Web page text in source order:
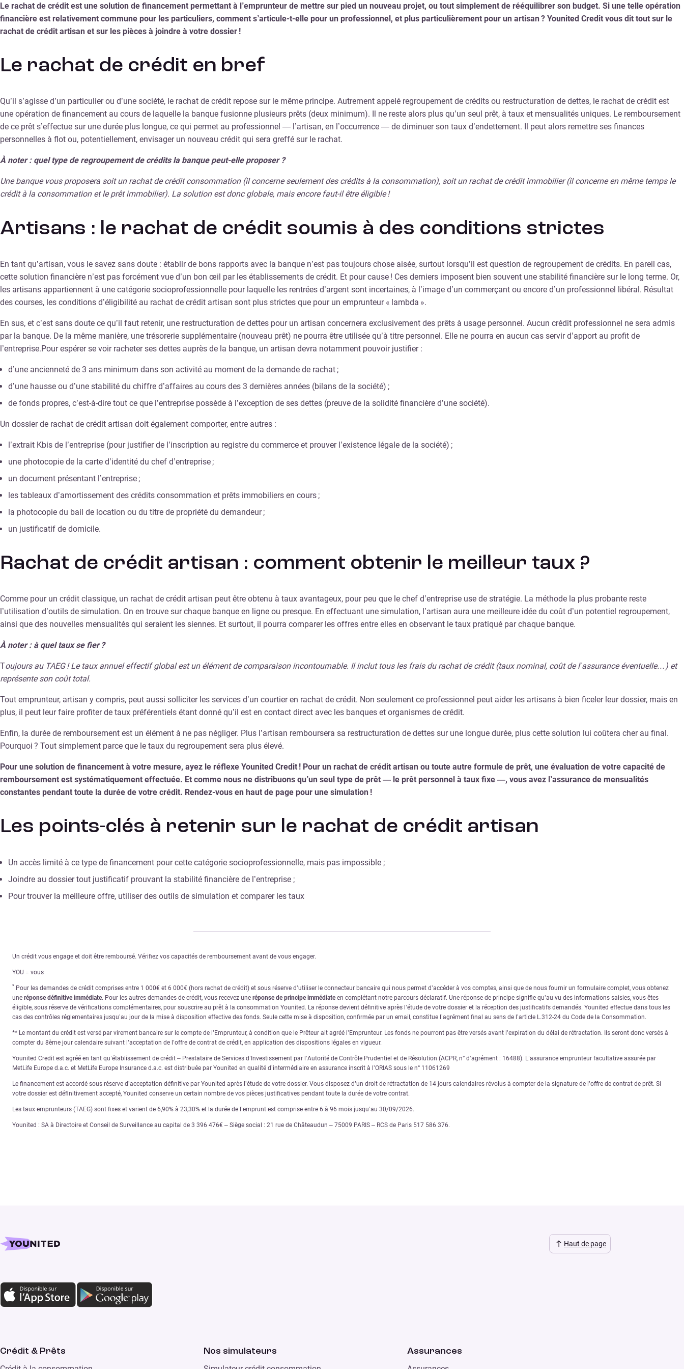
Le rachat de crédit est une solution de financement permettant à l’emprunteur de mettre sur pied un nouveau projet, ou tout simplement de rééquilibrer son budget. Si une telle opération
financière est relativement commune pour les particuliers, comment s’articule-t-elle pour un professionnel, et plus particulièrement pour un artisan ? Younited Credit vous dit tout sur le
rachat de crédit artisan et sur les pièces à joindre à votre dossier !
Le rachat de crédit en bref
Qu’il s’agisse d’un particulier ou d’une société, le rachat de crédit repose sur le même principe. Autrement appelé regroupement de crédits ou restructuration de dettes, le rachat de crédit est
une opération de financement au cours de laquelle la banque fusionne plusieurs prêts (deux minimum). Il ne reste alors plus qu’un seul prêt, à taux et mensualités uniques. Le remboursement
de ce prêt s’effectue sur une durée plus longue, ce qui permet au professionnel — l’artisan, en l’occurrence — de diminuer son taux d’endettement. Il peut alors remettre ses finances
personnelles à flot ou, potentiellement, envisager un nouveau crédit qui sera greffé sur le rachat.
À noter : quel type de regroupement de crédits la banque peut-elle proposer ?
Une banque vous proposera soit un rachat de crédit consommation (il concerne seulement des crédits à la consommation), soit un rachat de crédit immobilier (il concerne en même temps le
crédit à la consommation et le prêt immobilier). La solution est donc globale, mais encore faut-il être éligible !
Artisans : le rachat de crédit soumis à des conditions strictes
En tant qu’artisan, vous le savez sans doute : établir de bons rapports avec la banque n’est pas toujours chose aisée, surtout lorsqu’il est question de regroupement de crédits. En pareil cas,
cette solution financière n’est pas forcément vue d’un bon œil par les établissements de crédit. Et pour cause ! Ces derniers imposent bien souvent une stabilité financière sur le long terme. Or,
les artisans appartiennent à une catégorie socioprofessionnelle pour laquelle les rentrées d’argent sont incertaines, à l’image d’un commerçant ou encore d’un professionnel libéral. Résultat
des courses, les conditions d’éligibilité au rachat de crédit artisan sont plus strictes que pour un emprunteur « lambda ».
En sus, et c’est sans doute ce qu’il faut retenir, une restructuration de dettes pour un artisan concernera exclusivement des prêts à usage personnel. Aucun crédit professionnel ne sera admis
par la banque. De la même manière, une trésorerie supplémentaire (nouveau prêt) ne pourra être utilisée qu’à titre personnel. Elle ne pourra en aucun cas servir d’apport au profit de
l’entreprise.Pour espérer se voir racheter ses dettes auprès de la banque, un artisan devra notamment pouvoir justifier :
d’une ancienneté de 3 ans minimum dans son activité au moment de la demande de rachat ;
d’une hausse ou d’une stabilité du chiffre d’affaires au cours des 3 dernières années (bilans de la société) ;
de fonds propres, c’est-à-dire tout ce que l’entreprise possède à l’exception de ses dettes (preuve de la solidité financière d’une société).
Un dossier de rachat de crédit artisan doit également comporter, entre autres :
l’extrait Kbis de l’entreprise (pour justifier de l’inscription au registre du commerce et prouver l’existence légale de la société) ;
une photocopie de la carte d’identité du chef d’entreprise ;
un document présentant l’entreprise ;
les tableaux d’amortissement des crédits consommation et prêts immobiliers en cours ;
la photocopie du bail de location ou du titre de propriété du demandeur ;
un justificatif de domicile.
Rachat de crédit artisan : comment obtenir le meilleur taux ?
Comme pour un crédit classique, un rachat de crédit artisan peut être obtenu à taux avantageux, pour peu que le chef d’entreprise use de stratégie. La méthode la plus probante reste
l’utilisation d’outils de simulation. On en trouve sur chaque banque en ligne ou presque. En effectuant une simulation, l’artisan aura une meilleure idée du coût d’un potentiel regroupement,
ainsi que des nouvelles mensualités qui seraient les siennes. Et surtout, il pourra comparer les offres entre elles en observant le taux pratiqué par chaque banque.
À noter : à quel taux se fier ?
Toujours au TAEG ! Le taux annuel effectif global est un élément de comparaison incontournable. Il inclut tous les frais du rachat de crédit (taux nominal, coût de l’assurance éventuelle…) et
représente son coût total.
Tout emprunteur, artisan y compris, peut aussi solliciter les services d’un courtier en rachat de crédit. Non seulement ce professionnel peut aider les artisans à bien ficeler leur dossier, mais en
plus, il peut leur faire profiter de taux préférentiels étant donné qu’il est en contact direct avec les banques et organismes de crédit.
Enfin, la durée de remboursement est un élément à ne pas négliger. Plus l’artisan remboursera sa restructuration de dettes sur une longue durée, plus cette solution lui coûtera cher au final.
Pourquoi ? Tout simplement parce que le taux du regroupement sera plus élevé.
Pour une solution de financement à votre mesure, ayez le réflexe Younited Credit ! Pour un rachat de crédit artisan ou toute autre formule de prêt, une évaluation de votre capacité de
remboursement est systématiquement effectuée. Et comme nous ne distribuons qu’un seul type de prêt — le prêt personnel à taux fixe —, vous avez l’assurance de mensualités
constantes pendant toute la durée de votre crédit. Rendez-vous en haut de page pour une simulation !
Les points-clés à retenir sur le rachat de crédit artisan
Un accès limité à ce type de financement pour cette catégorie socioprofessionnelle, mais pas impossible ;
Joindre au dossier tout justificatif prouvant la stabilité financière de l’entreprise ;
Pour trouver la meilleure offre, utiliser des outils de simulation et comparer les taux
Un crédit vous engage et doit être remboursé. Vérifiez vos capacités de remboursement avant de vous engager.
YOU = vous
* Pour les demandes de crédit comprises entre 1 000€ et 6 000€ (hors rachat de crédit) et sous réserve d’utiliser le connecteur bancaire qui nous permet d’accéder à vos comptes, ainsi que de nous fournir un formulaire complet, vous obtenez
une réponse définitive immédiate. Pour les autres demandes de crédit, vous recevez une réponse de principe immédiateen complétant notre parcours déclaratif. Une réponse de principe signifie qu’au vu des informations saisies, vous êtes
éligible, sous réserve de vérifications complémentaires, pour souscrire au prêt à la consommation Younited. La réponse devient définitive après l’étude de votre dossier et la réception des justificatifs demandés. Younited effectue dans tous les
cas des contrôles réglementaires jusqu’au jour de la mise à disposition effective des fonds. Seule cette mise à disposition, confirmée par un email, constitue l’agrément final au sens de l’article L.312-24 du Code de la Consommation.
** Le montant du crédit est versé par virement bancaire sur le compte de l’Emprunteur, à condition que le Prêteur ait agréé l’Emprunteur. Les fonds ne pourront pas être versés avant l’expiration du délai de rétractation. Ils seront donc versés à
compter du 8ème jour calendaire suivant l’acceptation de l’offre de contrat de crédit, en application des dispositions légales en vigueur.
Younited Credit est agréé en tant qu’établissement de crédit – Prestataire de Services d’Investissement par l’Autorité de Contrôle Prudentiel et de Résolution (ACPR, n° d’agrément : 16488). L’assurance emprunteur facultative assurée par
MetLife Europe d.a.c. et MetLife Europe Insurance d.a.c. est distribuée par Younited en qualité d’intermédiaire en assurance inscrit à l’ORIAS sous le n° 11061269
Le financement est accordé sous réserve d’acceptation définitive par Younited après l’étude de votre dossier. Vous disposez d’un droit de rétractation de 14 jours calendaires révolus à compter de la signature de l’offre de contrat de prêt. Si
votre dossier est définitivement accepté, Younited conserve un certain nombre de vos pièces justificatives pendant toute la durée de votre contrat.
Les taux emprunteurs (TAEG) sont fixes et varient de 6,90% à 23,30% et la durée de l’emprunt est comprise entre 6 à 96 mois jusqu’au 30/09/2026.
Younited : SA à Directoire et Conseil de Surveillance au capital de 3 396 476€ – Siège social : 21 rue de Châteaudun – 75009 PARIS – RCS de Paris 517 586 376.
Haut de page
Crédit & Prêts Nos simulateurs Assurances